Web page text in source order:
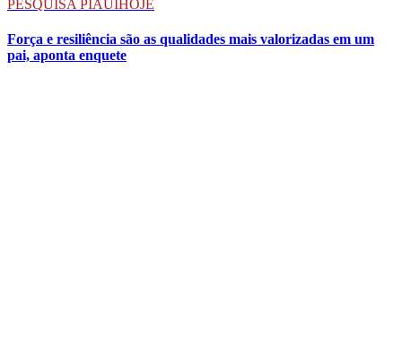
PESQUISA PIAUIHOJE
Força e resiliência são as qualidades mais valorizadas em um
pai, aponta enquete